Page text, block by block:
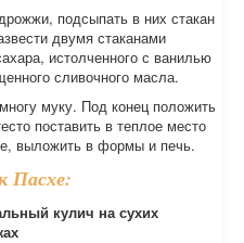
подсыпать в них стакан
двумя стаканами
истолченного с ванилью
сливочного масла.
муку. Под конец положить
поставить в теплое место
выложить в формы и печь.
Пасхе:
кулич на сухих